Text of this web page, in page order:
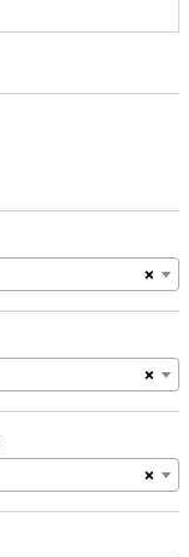
×
×
×